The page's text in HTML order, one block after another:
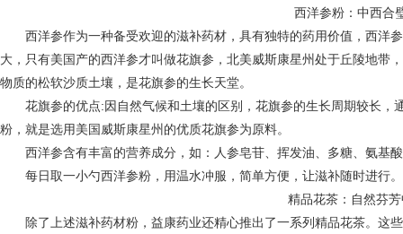
西洋参粉：中西合
西洋参作为一种备受欢迎的滋补药材，具有独特的药用价值，西洋
大，只有美国产的西洋参才叫做花旗参，北美威斯康星州处于丘陵地带
物质的松软沙质土壤，是花旗参的生长天堂。
花旗参的优点:因自然气候和土壤的区别，花旗参的生长周期较长，
粉，就是选用美国威斯康星州的优质花旗参为原料。
西洋参含有丰富的营养成分，如：人参皂苷、挥发油、多糖、氨基
每日取一小勺西洋参粉，用温水冲服，简单方便，让滋补随时进行。
精品花茶：自然芬
除了上述滋补药材粉，益康药业还精心推出了一系列精品花茶。这